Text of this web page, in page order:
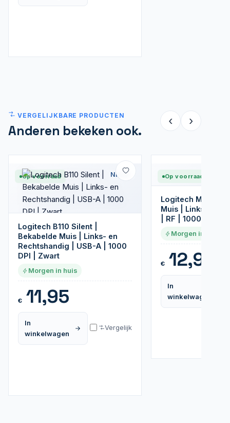
VERGELIJKBARE PRODUCTEN
Anderen bekeken ook.
‹ ›
Op voorraad Nieuw
Logitech B110 Silent |
Bekabelde Muis | Links- en
Rechtshandig | USB-A | 1000
DPI | Zwart
Morgen in huis
€11,95
In
winkelwagen
Vergelijk
Op voorraad
Logitech M171 |
Muis | Links- en
| RF | 1000 DPI |
Morgen in huis
€12,95
In
winkelwagen